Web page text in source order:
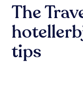
The
tips